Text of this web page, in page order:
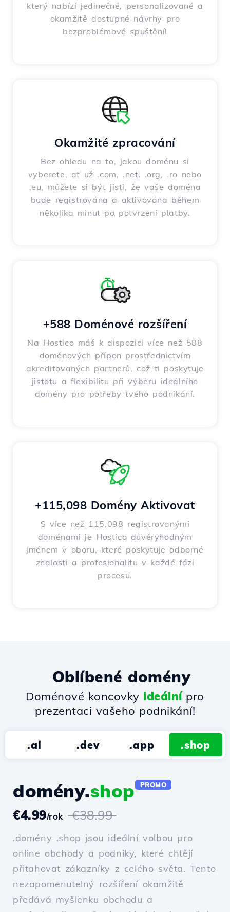
který nabízí jedinečné, personalizované a
okamžitě dostupné návrhy pro
bezproblémové spuštění!
Okamžité zpracování
Bez ohledu na to, jakou doménu si
vyberete, ať už .com, .net, .org, .ro nebo
.eu, můžete si být jisti, že vaše doména
bude registrována a aktivována během
několika minut po potvrzení platby.
+588 Doménové rozšíření
Na Hostico máš k dispozici více než 588
doménových přípon prostřednictvím
akreditovaných partnerů, což ti poskytuje
jistotu a flexibilitu při výběru ideálního
domény pro potřeby tvého podnikání.
+115,098 Domény Aktivovat
S více než 115,098 registrovanými
doménami je Hostico důvěryhodným
jménem v oboru, které poskytuje odborné
znalosti a profesionalitu v každé fázi
procesu.
Oblíbené domény
Doménové koncovky ideálnípro
prezentaci vašeho podnikání!
.ai .dev .app .shop
domény.shop PROMO
€4.99/rok €38.99
.domény .shop jsou ideální volbou pro
online obchody a podniky, které chtějí
přitahovat zákazníky z celého světa. Tento
nezapomenutelný rozšíření okamžitě
předává myšlenku obchodu a